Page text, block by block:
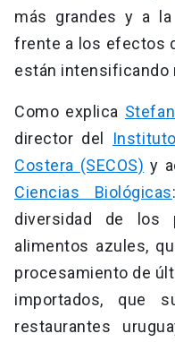
más grandes y a
frente a los efectos
están intensificando
Como explica
director del
Costera (SECOS) y
Ciencias Biológicas
diversidad de los
alimentos azules,
procesamiento de
importados, que
restaurantes